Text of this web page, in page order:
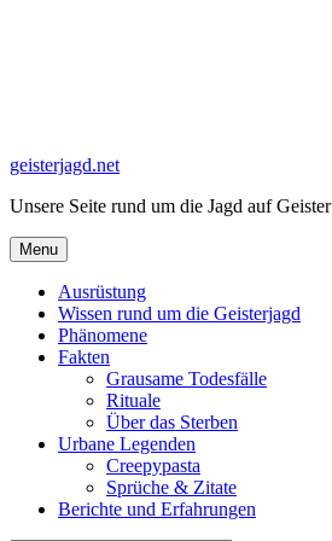
geisterjagd.net
Unsere Seite rund um die Jagd auf Geister
Menu
Ausrüstung
Wissen rund um die Geisterjagd
Phänomene
Fakten
Grausame Todesfälle
Rituale
Über das Sterben
Urbane Legenden
Creepypasta
Sprüche & Zitate
Berichte und Erfahrungen